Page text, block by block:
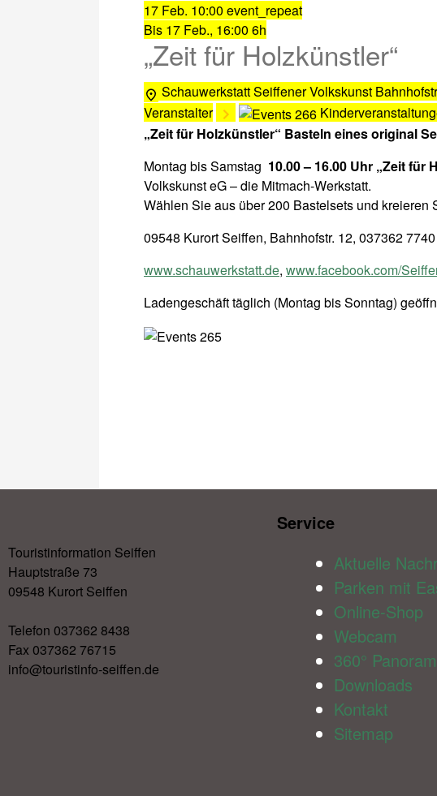
17 Feb. 10:00 event_repeat
Bis 17 Feb., 16:00 6h
„Zeit für Holzkünstler“
Schauwerkstatt Seiffener Volkskunst
Veranstalter
„Zeit für Holzkünstler“ Basteln eines original
Montag bis Samstag 10.00 – 16.00 Uhr „Zeit für
Volkskunst eG – die Mitmach-Werkstatt.
Wählen Sie aus über 200 Bastelsets und kreieren
09548 Kurort Seiffen, Bahnhofstr. 12, 037362 7740
www.schauwerkstatt.de, www.facebook.com/
Ladengeschäft täglich (Montag bis Sonntag)
Touristinformation Seiffen
Hauptstraße 73
09548 Kurort Seiffen
Telefon 037362 8438
Fax 037362 76715
info@touristinfo-seiffen.de
Service​
Aktuelle
Parken mit
Online-Shop
Webcam
360°
Downloads
Kontakt
Sitemap